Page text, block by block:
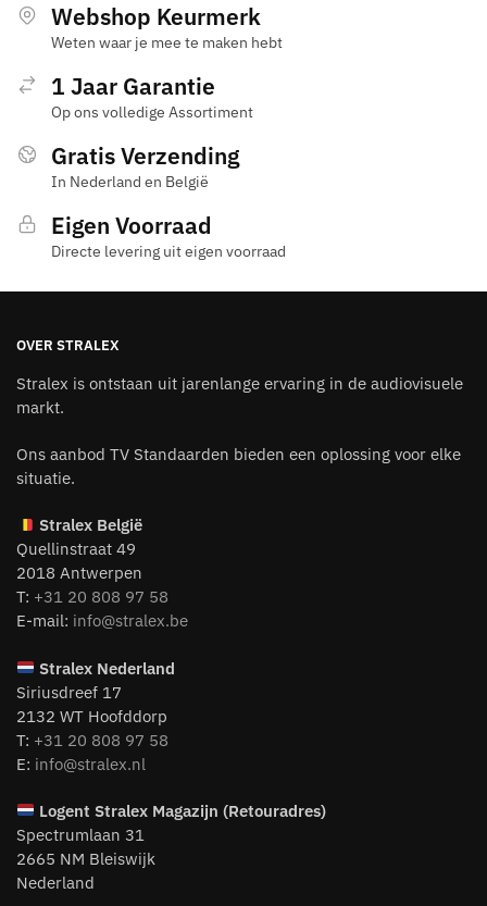
Webshop Keurmerk
Weten waar je mee te maken hebt
1 Jaar Garantie
Op ons volledige Assortiment
Gratis Verzending
In Nederland en België
Eigen Voorraad
Directe levering uit eigen voorraad
OVER STRALEX
Stralex is ontstaan uit jarenlange ervaring in de audiovisuele
markt.
Ons aanbod TV Standaarden bieden een oplossing voor elke
situatie.
Stralex België
Quellinstraat 49
2018 Antwerpen
T: +31 20 808 97 58
E-mail: info@stralex.be
Stralex Nederland
Siriusdreef 17
2132 WT Hoofddorp
T: +31 20 808 97 58
E: info@stralex.nl
LogentStralex Magazijn (Retouradres)
Spectrumlaan 31
2665 NM Bleiswijk
Nederland